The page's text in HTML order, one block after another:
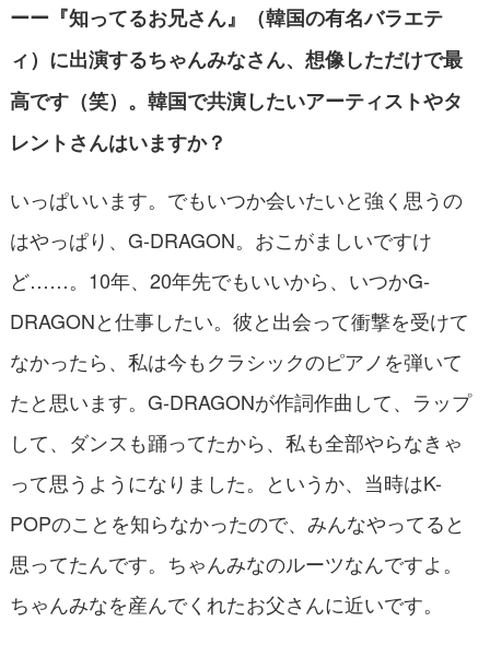
ーー『知ってるお兄さん』（韓国の有名バラエテ
ィ）に出演するちゃんみなさん、想像しただけで最
高です（笑）。韓国で共演したいアーティストやタ
レントさんはいますか？
いっぱいいます。でもいつか会いたいと強く思うの
はやっぱり、G-DRAGON。おこがましいですけ
ど……。10年、20年先でもいいから、いつかG-
DRAGONと仕事したい。彼と出会って衝撃を受けて
なかったら、私は今もクラシックのピアノを弾いて
たと思います。G-DRAGONが作詞作曲して、ラップ
して、ダンスも踊ってたから、私も全部やらなきゃ
って思うようになりました。というか、当時はK-
POPのことを知らなかったので、みんなやってると
思ってたんです。ちゃんみなのルーツなんですよ。
ちゃんみなを産んでくれたお父さんに近いです。